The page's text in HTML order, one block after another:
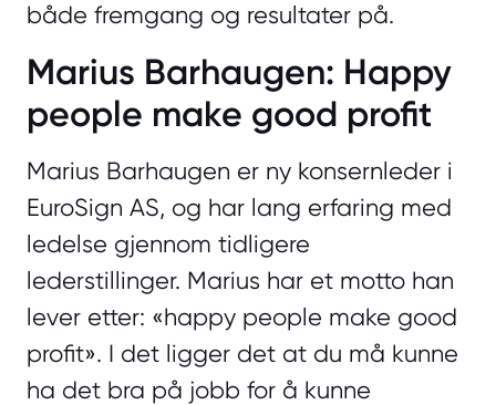
både fremgang og resultater på.
Marius Barhaugen: Happy
people make good profit
Marius Barhaugen er ny konsernleder i
EuroSign AS, og har lang erfaring med
ledelse gjennom tidligere
lederstillinger. Marius har et motto han
lever etter: «happy people make good
profit». I det ligger det at du må kunne
ha det bra på jobb for å kunne